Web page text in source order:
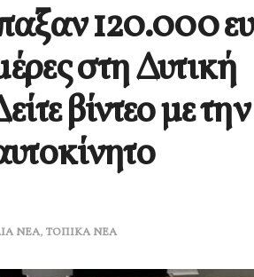
120.000
στη Δυτική
βίντεο με την
ΝΕΑ, ΤΟΠΙΚΑ ΝΕΑ